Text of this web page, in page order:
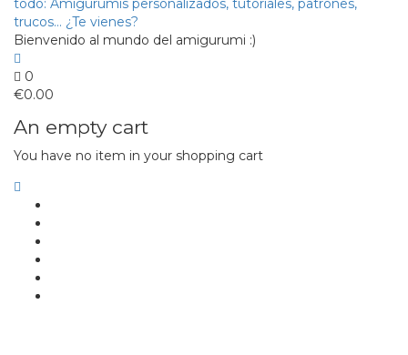
Bienvenido al mundo del amigurumi :)
0
€0.00
An empty cart
You have no item in your shopping cart